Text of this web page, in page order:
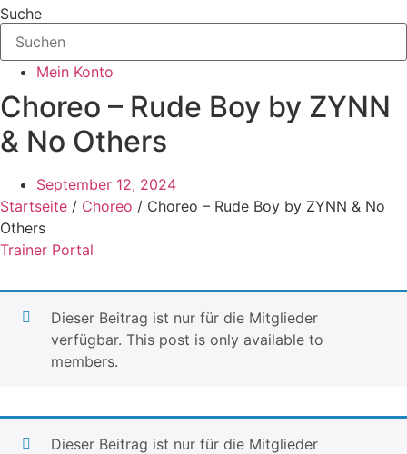
Suche
Mein Konto
Choreo – Rude Boy by ZYNN
& No Others
September 12, 2024
Startseite / Choreo / Choreo – Rude Boy by ZYNN & No
Others
Trainer Portal
Dieser Beitrag ist nur für die Mitglieder
verfügbar. This post is only available to
members.
Dieser Beitrag ist nur für die Mitglieder